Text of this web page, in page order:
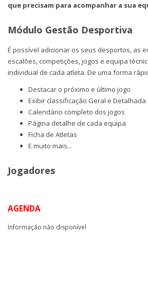
que precisam para acompanhar a sua
Módulo Gestão Desportiva
É possível adicionar os seus desportos, as
escalões, competições, jogos e equipa
individual de cada atleta. De uma forma
Destacar o próximo e último jogo
Exibir classificação Geral e Detalhada
Calendário completo dos jogos
Página detalhe de cada equipa
Ficha de Atletas
E muito mais...
Jogadores
AGENDA
Informação não disponível